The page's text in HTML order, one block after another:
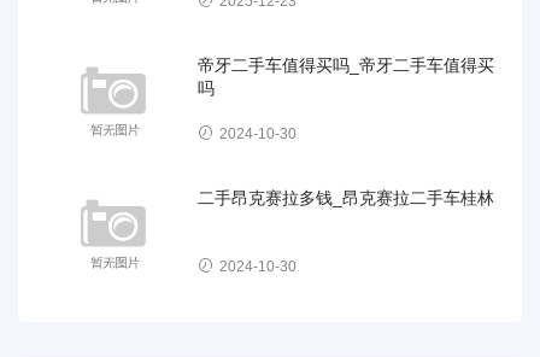
帝牙二手车值得买吗_帝牙二手车值得买
吗
2024-10-30
二手昂克赛拉多钱_昂克赛拉二手车桂林
2024-10-30